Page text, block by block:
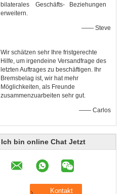
bilaterales Geschäfts- Beziehungen
erweitern.
—— Steve
Wir schätzen sehr Ihre fristgerechte
Hilfe, um irgendeine Versandfrage des
letzten Auftrages zu beschäftigen. Ihr
Bremsbelag ist, wir hat mehr
Möglichkeiten, als Freunde
zusammenzuarbeiten sehr gut.
—— Carlos
Ich bin online Chat Jetzt